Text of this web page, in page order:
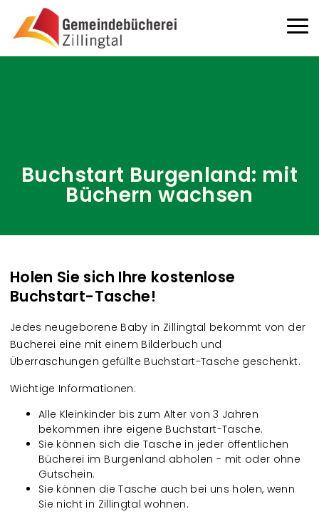
Direkt zum Inhalt
Buchstart Burgenland: mit
Büchern wachsen
Holen Sie sich Ihre kostenlose
Buchstart-Tasche!
Jedes neugeborene Baby in Zillingtal bekommt von der
Bücherei eine mit einem Bilderbuch und
Überraschungen gefüllte Buchstart-Tasche geschenkt.
Wichtige Informationen:
Alle Kleinkinder bis zum Alter von 3 Jahren
bekommen ihre eigene Buchstart-Tasche.
Sie können sich die Tasche in jeder öffentlichen
Bücherei im Burgenland abholen - mit oder ohne
Gutschein.
Sie können die Tasche auch bei uns holen, wenn
Sie nicht in Zillingtal wohnen.